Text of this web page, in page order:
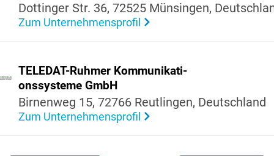
Dottinger Str. 36, 72525 Münsingen,
Zum Unternehmensprofil
TELEDAT-Ruhmer Kommu­ni­ka­ti­
ons­sys­teme GmbH
Birnenweg 15, 72766 Reut­lingen, Deutsch­land
Zum Unternehmensprofil